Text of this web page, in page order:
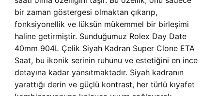
bir zaman göstergesi olmaktan çıkarıp,
fonksiyonellik ve lüksün mükemmel bir birleşimi
haline getirmiştir. Sunduğumuz Rolex Day Date
40mm 904L Çelik Siyah Kadran Super Clone ETA
Saat, bu ikonik serinin ruhunu ve estetiğini en ince
detayına kadar yansıtmaktadır. Siyah kadranın
yarattığı derin ve güçlü kontrast, her türlü kıyafet